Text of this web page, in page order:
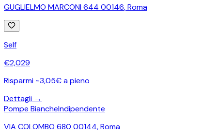
GUGLIELMO MARCONI 644 00146,Roma
Self
€2,029
Risparmi ~3,05€ a pieno
Dettagli →
Pompe BiancheIndipendente
VIA COLOMBO 680 00144,Roma